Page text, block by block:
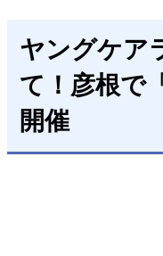
ヤングケア
て！彦根で
開催